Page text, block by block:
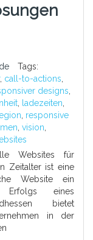
Tags:
, call-to-actions
designs
ladezeiten
responsive
vision
Websites für
Zeitalter ist eine
Website ein
Erfolgs eines
bietet
in der